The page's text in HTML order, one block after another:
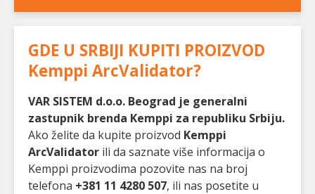
GDE U SRBIJI KUPITI PROIZVOD
Kemppi ArcValidator?
VAR SISTEM d.o.o. Beograd je generalni
zastupnik brenda Kemppi za republiku Srbiju.
Ako želite da kupite proizvod Kemppi
ArcValidator ili da saznate više informacija o
Kemppi proizvodima pozovite nas na broj
telefona +381 11 4280 507, ili nas posetite u